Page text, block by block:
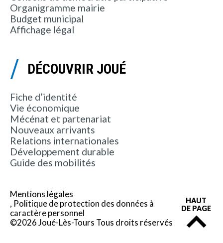
Organigramme mairie
Budget municipal
Affichage légal
DÉCOUVRIR JOUÉ
Fiche d’identité
Vie économique
Mécénat et partenariat
Nouveaux arrivants
Relations internationales
Développement durable
Guide des mobilités
Mentions légales
Politique de protection des données à
caractère personnel
©2026 Joué-Lès-Tours Tous droits réservés
HAUT
DE PAGE